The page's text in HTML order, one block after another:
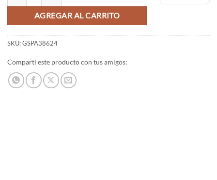
AGREGAR AL CARRITO
SKU:GSPA38624
Compartí este producto con tus amigos: